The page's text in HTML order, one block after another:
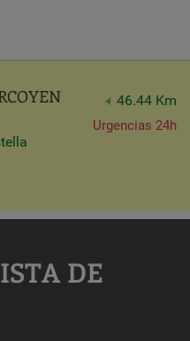
46.44 Km
Urgencias 24h
DE